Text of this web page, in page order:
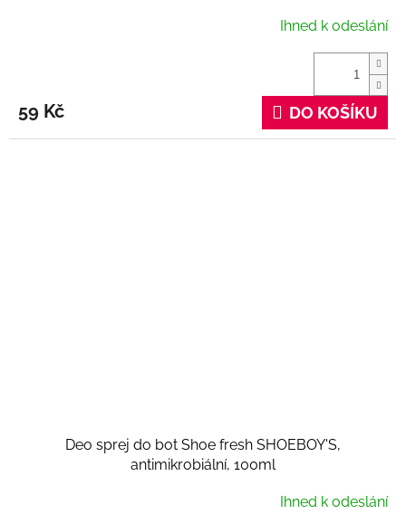
Ihned k odeslání
59 Kč DO KOŠÍKU
Deo sprej do bot Shoe fresh SHOEBOY'S,
antimikrobiální, 100ml
Ihned k odeslání